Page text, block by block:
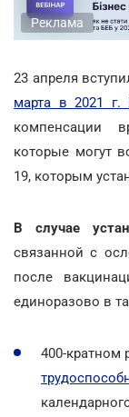
Реклама
23 апреля
марта в 2021
компенсации
которые могут
19, которым
В случае
связанной с
после
единоразово в
400-кратном